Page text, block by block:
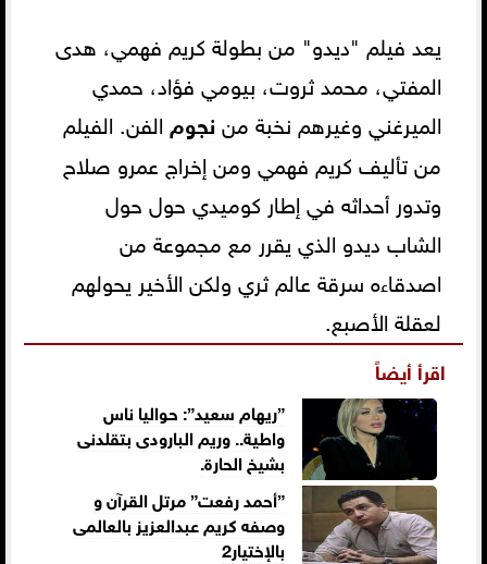
يعد فيلم "ديدو" من بطولة كريم فهمي، هدى
المفتي، محمد ثروت، بيومي فؤاد، حمدي
الميرغني وغيرهم نخبة من نجوم الفن. الفيلم
من تأليف كريم فهمي ومن إخراج عمرو صلاح
وتدور أحداثه في إطار كوميدي حول حول
الشاب ديدو الذي يقرر مع مجموعة من
اصدقاءه سرقة عالم ثري ولكن الأخير يحولهم
لعقلة الأصبع.
اقرأ أيضاً
”ريهام سعيد”: حواليا ناس
واطية.. وريم البارودى بتقلدنى
بشيخ الحارة.
”أحمد رفعت” مرتل القرآن و
وصفه كريم عبدالعزيز بالعالمى
بالإختيار2